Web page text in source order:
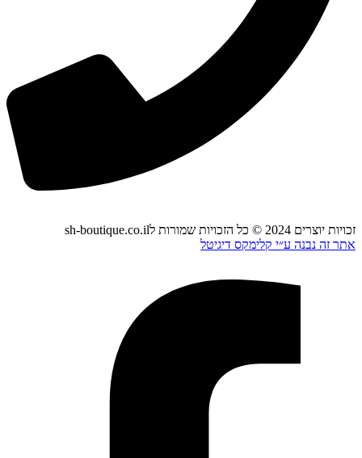
זכויות יוצרים 2024 © כל הזכויות שמורות לsh-boutique.co.il
אתר זה נבנה ע״י קלימקס דיגיטל